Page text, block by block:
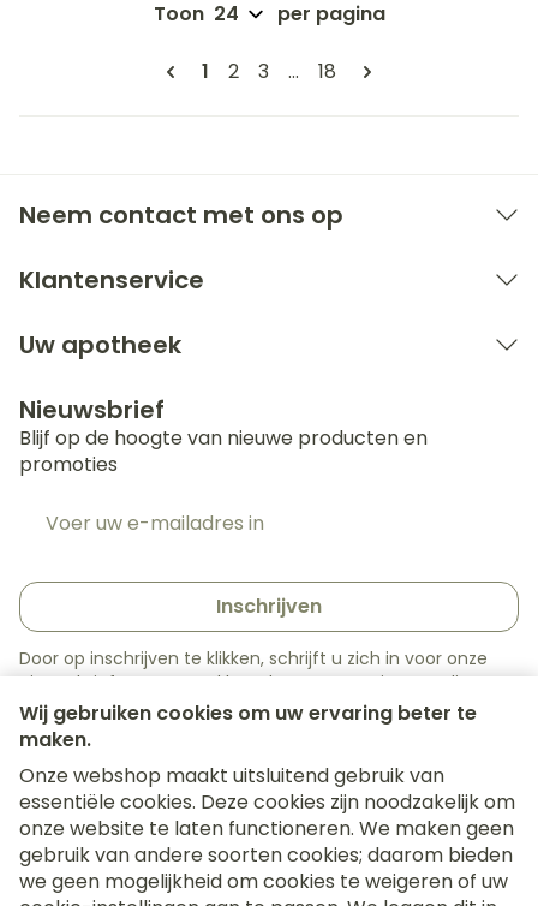
Wij gebruiken cookies om uw ervaring beter te
maken.
Onze webshop maakt uitsluitend gebruik van
essentiële cookies. Deze cookies zijn noodzakelijk om
onze website te laten functioneren. We maken geen
gebruik van andere soorten cookies; daarom bieden
we geen mogelijkheid om cookies te weigeren of uw
Pagina's
U lees momenteel pagina
1 Pagina
2 Pagina
3 ... Pagina
18
Toon per pagina
Neem contact met ons op
Klantenservice
Uw apotheek
Nieuwsbrief
Blijf op de hoogte van nieuwe producten en
promoties
Inschrijven
Door op inschrijven te klikken, schrijft u zich in voor onze
nieuwsbrief en gaat u akkoord met onzeprivacy policy.